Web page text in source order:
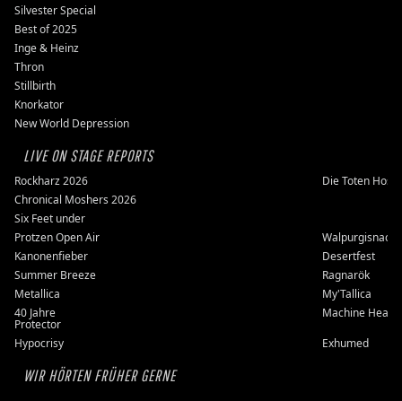
Silvester Special
Best of 2025
Inge & Heinz
Thron
Stillbirth
Knorkator
New World Depression
LIVE ON STAGE REPORTS
Rockharz 2026
Die Toten
Chronical Moshers 2026
Six Feet under
Protzen Open Air
Walpurgisnacht
Kanonenfieber
Desertfest
Summer Breeze
Ragnarök
Metallica
My'Tallica
40 Jahre
Protector
Machine Head
Hypocrisy
Exhumed
WIR HÖRTEN FRÜHER GERNE